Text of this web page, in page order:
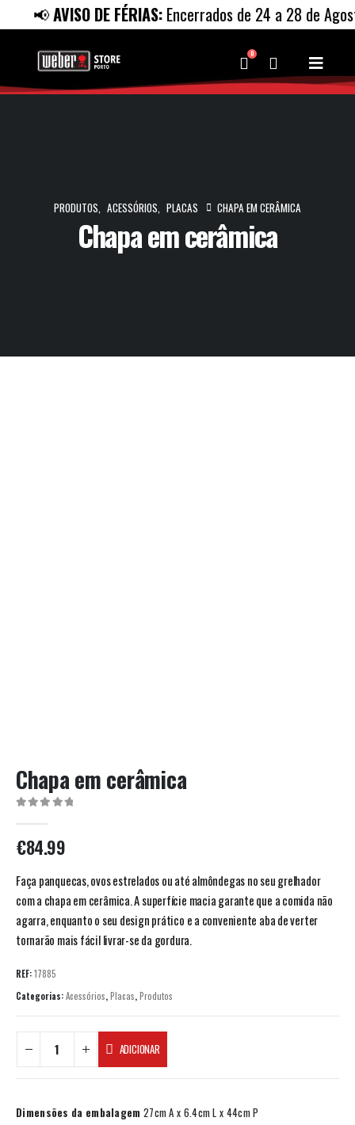
📢AVISO DE FÉRIAS:Encerrados de 24 a 28 de
0
Chapa em cerâmica
PRODUTOS, ACESSÓRIOS, PLACAS CHAPA EM CERÂMICA
Chapa em cerâmica
€84.99
Faça panquecas, ovos estrelados ou até almôndegas no seu grelhador
com a chapa em cerâmica. A superfície macia garante que a comida não
agarra, enquanto o seu design prático e a conveniente aba de verter
tornarão mais fácil livrar-se da gordura.
REF:17885
Categorias:Acessórios,Placas,Produtos
ADICIONAR
Dimensões da embalagem 27cm A x 6.4cm L x 44cm P